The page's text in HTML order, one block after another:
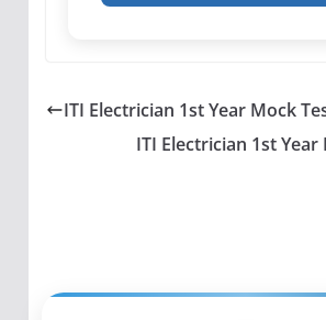
ITI Electrician 1st Year Mock
ITI Electrician 1st Year